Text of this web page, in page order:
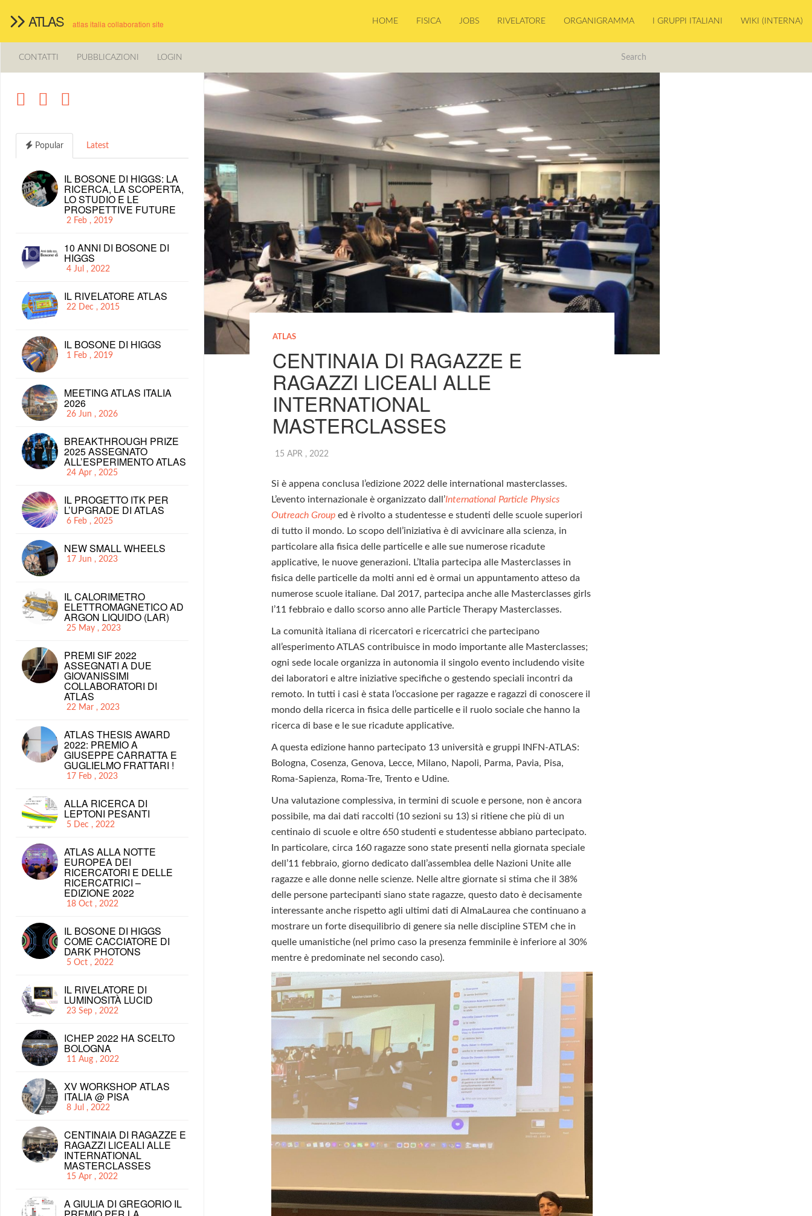
ATLAS atlas italia collaboration site HOME FISICA JOBS RIVELATORE ORGANIGRAMMA I GRUPPI ITALIANI WIKI (INTERNA)
CONTATTI PUBBLICAZIONI LOGIN
ATLAS
CENTINAIA DI RAGAZZE E
RAGAZZI LICEALI ALLE
INTERNATIONAL
MASTERCLASSES
15 APR , 2022
Si è appena conclusa l’edizione 2022 delle international masterclasses.
L’evento internazionale è organizzato dall’International Particle Physics
Outreach Group ed è rivolto a studentesse e studenti delle scuole superiori
di tutto il mondo. Lo scopo dell’iniziativa è di avvicinare alla scienza, in
particolare alla fisica delle particelle e alle sue numerose ricadute
applicative, le nuove generazioni. L’Italia partecipa alle Masterclasses in
fisica delle particelle da molti anni ed è ormai un appuntamento atteso da
numerose scuole italiane. Dal 2017, partecipa anche alle Masterclasses girls
l’11 febbraio e dallo scorso anno alle Particle Therapy Masterclasses.
La comunità italiana di ricercatori e ricercatrici che partecipano
all’esperimento ATLAS contribuisce in modo importante alle Masterclasses;
ogni sede locale organizza in autonomia il singolo evento includendo visite
dei laboratori e altre iniziative specifiche o gestendo speciali incontri da
remoto. In tutti i casi è stata l’occasione per ragazze e ragazzi di conoscere il
mondo della ricerca in fisica delle particelle e il ruolo sociale che hanno la
ricerca di base e le sue ricadute applicative.
A questa edizione hanno partecipato 13 università e gruppi INFN-ATLAS:
Bologna, Cosenza, Genova, Lecce, Milano, Napoli, Parma, Pavia, Pisa,
Roma-Sapienza, Roma-Tre, Trento e Udine.
Una valutazione complessiva, in termini di scuole e persone, non è ancora
possibile, ma dai dati raccolti (10 sezioni su 13) si ritiene che più di un
centinaio di scuole e oltre 650 studenti e studentesse abbiano partecipato.
In particolare, circa 160 ragazze sono state presenti nella giornata speciale
dell’11 febbraio, giorno dedicato dall’assemblea delle Nazioni Unite alle
ragazze e alle donne nelle scienze. Nelle altre giornate si stima che il 38%
delle persone partecipanti siano state ragazze, questo dato è decisamente
interessante anche rispetto agli ultimi dati di AlmaLaurea che continuano a
mostrare un forte disequilibrio di genere sia nelle discipline STEM che in
quelle umanistiche (nel primo caso la presenza femminile è inferiore al 30%
mentre è predominate nel secondo caso).
Popular Latest
IL BOSONE DI HIGGS: LA
RICERCA, LA SCOPERTA,
LO STUDIO E LE
PROSPETTIVE FUTURE
2 Feb , 2019
10 ANNI DI BOSONE DI
HIGGS
4 Jul , 2022
IL RIVELATORE ATLAS
22 Dec , 2015
IL BOSONE DI HIGGS
1 Feb , 2019
MEETING ATLAS ITALIA
2026
26 Jun , 2026
BREAKTHROUGH PRIZE
2025 ASSEGNATO
ALL’ESPERIMENTO ATLAS
24 Apr , 2025
IL PROGETTO ITK PER
L’UPGRADE DI ATLAS
6 Feb , 2025
NEW SMALL WHEELS
17 Jun , 2023
IL CALORIMETRO
ELETTROMAGNETICO AD
ARGON LIQUIDO (LAR)
25 May , 2023
PREMI SIF 2022
ASSEGNATI A DUE
GIOVANISSIMI
COLLABORATORI DI
ATLAS
22 Mar , 2023
ATLAS THESIS AWARD
2022: PREMIO A
GIUSEPPE CARRATTA E
GUGLIELMO FRATTARI !
17 Feb , 2023
ALLA RICERCA DI
LEPTONI PESANTI
5 Dec , 2022
ATLAS ALLA NOTTE
EUROPEA DEI
RICERCATORI E DELLE
RICERCATRICI –
EDIZIONE 2022
18 Oct , 2022
IL BOSONE DI HIGGS
COME CACCIATORE DI
DARK PHOTONS
5 Oct , 2022
IL RIVELATORE DI
LUMINOSITÀ LUCID
23 Sep , 2022
ICHEP 2022 HA SCELTO
BOLOGNA
11 Aug , 2022
XV WORKSHOP ATLAS
ITALIA @ PISA
8 Jul , 2022
CENTINAIA DI RAGAZZE E
RAGAZZI LICEALI ALLE
INTERNATIONAL
MASTERCLASSES
15 Apr , 2022
A GIULIA DI GREGORIO IL